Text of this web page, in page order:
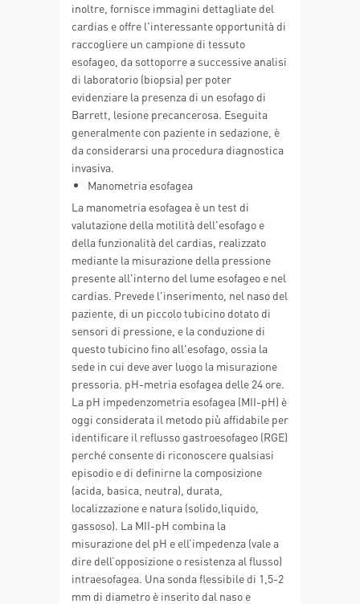
inoltre, fornisce immagini dettagliate del
cardias e offre l'interessante opportunità di
raccogliere un campione di tessuto
esofageo, da sottoporre a successive analisi
di laboratorio (biopsia) per poter
evidenziare la presenza di un esofago di
Barrett, lesione precancerosa. Eseguita
generalmente con paziente in sedazione, è
da considerarsi una procedura diagnostica
invasiva.
Manometria esofagea
La manometria esofagea è un test di
valutazione della motilità dell'esofago e
della funzionalità del cardias, realizzato
mediante la misurazione della pressione
presente all'interno del lume esofageo e nel
cardias. Prevede l'inserimento, nel naso del
paziente, di un piccolo tubicino dotato di
sensori di pressione, e la conduzione di
questo tubicino fino all'esofago, ossia la
sede in cui deve aver luogo la misurazione
pressoria. pH-metria esofagea delle 24 ore.
La pH impedenzometria esofagea (MII-pH) è
oggi considerata il metodo più affidabile per
identificare il reflusso gastroesofageo (RGE)
perché consente di riconoscere qualsiasi
episodio e di definirne la composizione
(acida, basica, neutra), durata,
localizzazione e natura (solido,liquido,
gassoso). La MII-pH combina la
misurazione del pH e ell’impedenza (vale a
dire dell’opposizione o resistenza al flusso)
intraesofagea. Una sonda flessibile di 1,5-2
mm di diametro è inserito dal naso e